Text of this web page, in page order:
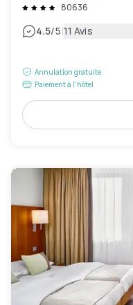
80636
4.5/5|11 Avis
Annulation gratuite
Paiement à l'hôtel